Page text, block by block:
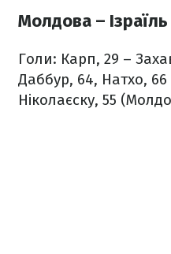
Молдова – Ізраїль
Голи: Карп, 29 –
Даббур, 64, Натхо, 66
Ніколаєску, 55